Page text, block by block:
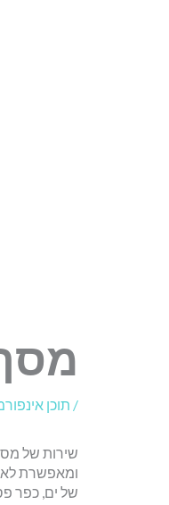
/ תוכן
שירות של
ומאפשרת
של ים, כפר